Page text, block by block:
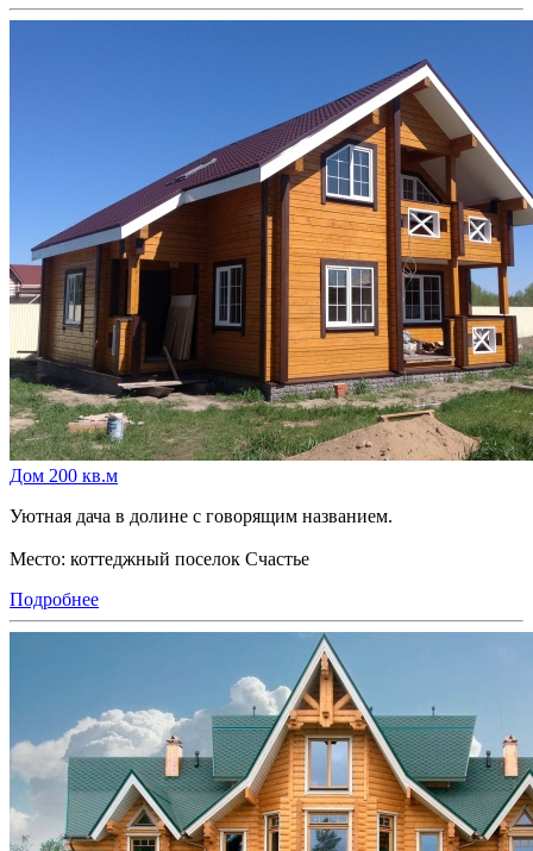
Дом 200 кв.м
Уютная дача в долине с говорящим названием.
Место: коттеджный поселок Счастье
Подробнее